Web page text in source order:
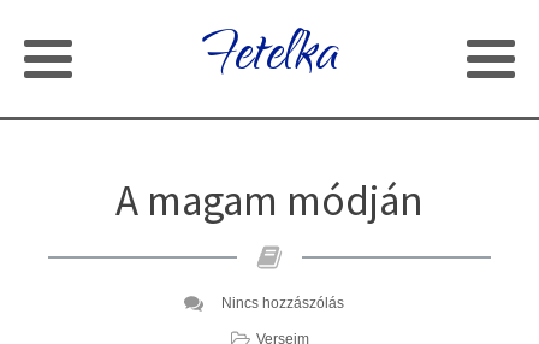
Fetelka
A magam módján
Nincs hozzászólás
Verseim